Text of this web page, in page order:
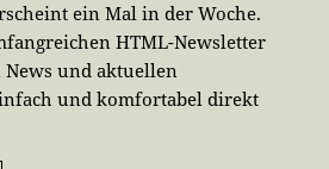
ein Mal in der Woche.
HTML-Newsletter
und aktuellen
und komfortabel direkt